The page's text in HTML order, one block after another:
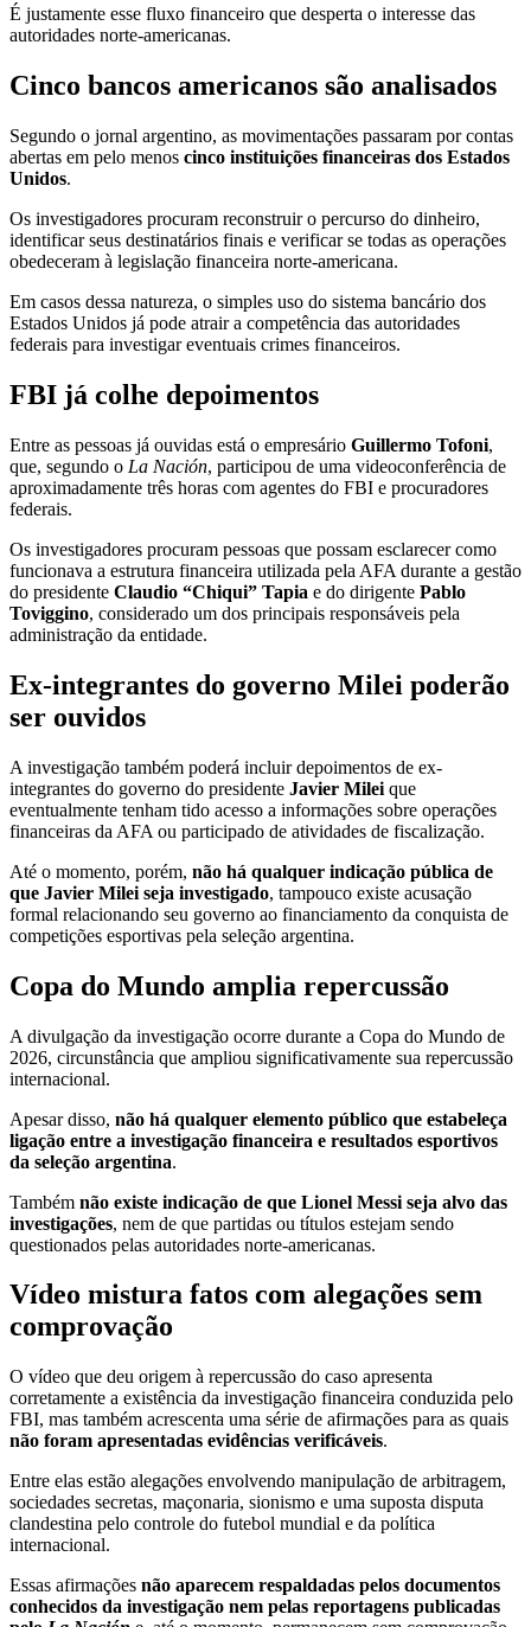
É justamente esse fluxo financeiro que desperta o interesse das
autoridades norte-americanas.
Cinco bancos americanos são analisados
Segundo o jornal argentino, as movimentações passaram por contas
abertas em pelo menos cinco instituições financeiras dos Estados
Unidos.
Os investigadores procuram reconstruir o percurso do dinheiro,
identificar seus destinatários finais e verificar se todas as operações
obedeceram à legislação financeira norte-americana.
Em casos dessa natureza, o simples uso do sistema bancário dos
Estados Unidos já pode atrair a competência das autoridades
federais para investigar eventuais crimes financeiros.
FBI já colhe depoimentos
Entre as pessoas já ouvidas está o empresário Guillermo Tofoni,
que, segundo o La Nación, participou de uma videoconferência de
aproximadamente três horas com agentes do FBI e procuradores
federais.
Os investigadores procuram pessoas que possam esclarecer como
funcionava a estrutura financeira utilizada pela AFA durante a gestão
do presidente Claudio “Chiqui” Tapia e do dirigente Pablo
Toviggino, considerado um dos principais responsáveis pela
administração da entidade.
Ex-integrantes do governo Milei poderão
ser ouvidos
A investigação também poderá incluir depoimentos de ex-
integrantes do governo do presidente Javier Milei que
eventualmente tenham tido acesso a informações sobre operações
financeiras da AFA ou participado de atividades de fiscalização.
Até o momento, porém, não há qualquer indicação pública de
que Javier Milei seja investigado, tampouco existe acusação
formal relacionando seu governo ao financiamento da conquista de
competições esportivas pela seleção argentina.
Copa do Mundo amplia repercussão
A divulgação da investigação ocorre durante a Copa do Mundo de
2026, circunstância que ampliou significativamente sua repercussão
internacional.
Apesar disso, não há qualquer elemento público que estabeleça
ligação entre a investigação financeira e resultados esportivos
da seleção argentina.
Também não existe indicação de que Lionel Messi seja alvo das
investigações, nem de que partidas ou títulos estejam sendo
questionados pelas autoridades norte-americanas.
Vídeo mistura fatos com alegações sem
comprovação
O vídeo que deu origem à repercussão do caso apresenta
corretamente a existência da investigação financeira conduzida pelo
FBI, mas também acrescenta uma série de afirmações para as quais
não foram apresentadas evidências verificáveis.
Entre elas estão alegações envolvendo manipulação de arbitragem,
sociedades secretas, maçonaria, sionismo e uma suposta disputa
clandestina pelo controle do futebol mundial e da política
internacional.
Essas afirmações não aparecem respaldadas pelos documentos
conhecidos da investigação nem pelas reportagens publicadas